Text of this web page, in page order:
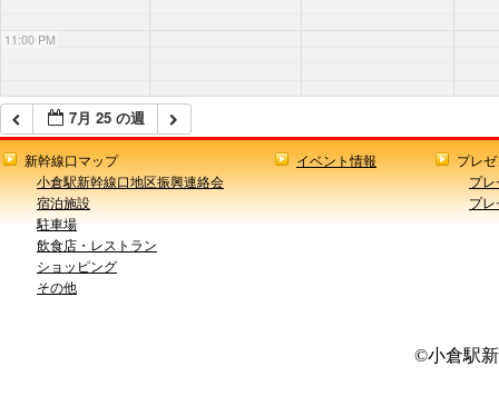
11:00 PM
7月 25 の週
新幹線口マップ
小倉駅新幹線口地区振興連絡会
宿泊施設
駐車場
飲食店・レストラン
ショッピング
その他
イベント情報
プレ
プレ
プレ
©小倉駅